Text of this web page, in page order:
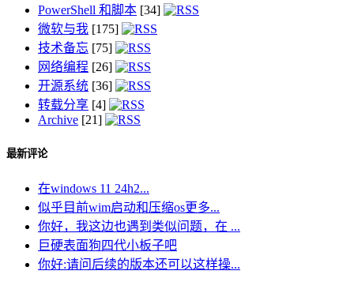
PowerShell 和脚本 [34]
微软与我 [175]
技术备忘 [75]
网络编程 [26]
开源系统 [36]
转载分享 [4]
Archive [21]
最新评论
在windows 11 24h2...
似乎目前wim启动和压缩os更多...
你好，我这边也遇到类似问题，在 ...
巨硬表面狗四代小板子吧
你好:请问后续的版本还可以这样操...